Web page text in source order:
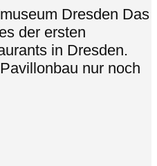
Dresden Das
der ersten
in Dresden.
nur noch